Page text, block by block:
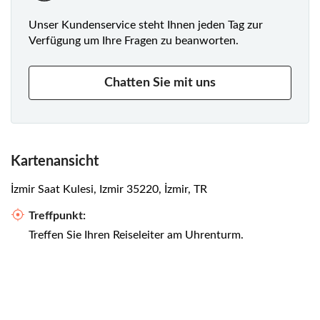
Unser Kundenservice steht Ihnen jeden Tag zur
Verfügung um Ihre Fragen zu beanworten.
Chatten Sie mit uns
Kartenansicht
İzmir Saat Kulesi, Izmir 35220, İzmir, TR
Treffpunkt:
Treffen Sie Ihren Reiseleiter am Uhrenturm.